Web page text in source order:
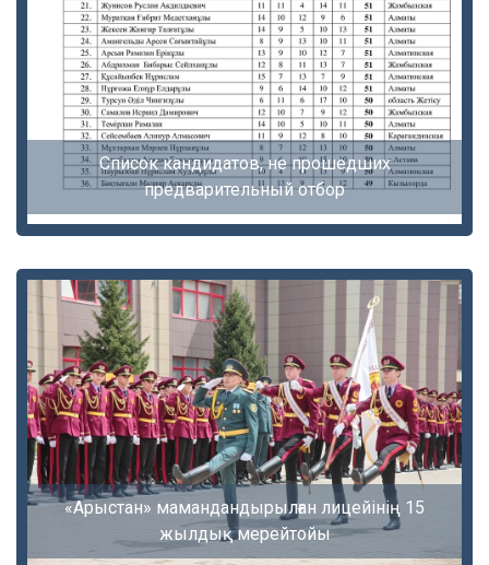
Список кандидатов, не прошедших
предварительный отбор
«Арыстан» мамандандырылған лицейінің 15
жылдық мерейтойы